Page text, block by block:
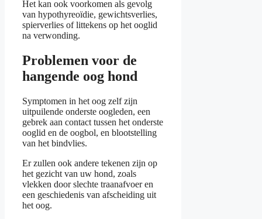
Het kan ook voorkomen als gevolg
van hypothyreoïdie, gewichtsverlies,
spierverlies of littekens op het ooglid
na verwonding.
Problemen voor de
hangende oog hond
Symptomen in het oog zelf zijn
uitpuilende onderste oogleden, een
gebrek aan contact tussen het onderste
ooglid en de oogbol, en blootstelling
van het bindvlies.
Er zullen ook andere tekenen zijn op
het gezicht van uw hond, zoals
vlekken door slechte traanafvoer en
een geschiedenis van afscheiding uit
het oog.